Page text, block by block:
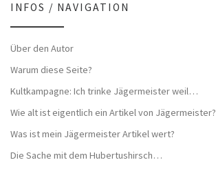
INFOS / NAVIGATION
Über den Autor
Warum diese Seite?
Kultkampagne: Ich trinke Jägermeister weil…
Wie alt ist eigentlich ein Artikel von Jägermeister?
Was ist mein Jägermeister Artikel wert?
Die Sache mit dem Hubertushirsch…